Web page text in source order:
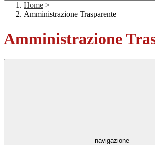
Home >
Amministrazione Trasparente
Amministrazione
navigazione